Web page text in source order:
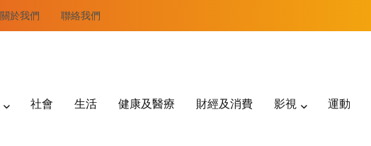
關於我們 聯絡我們
社會 生活 健康及醫療 財經及消費 影視 運動